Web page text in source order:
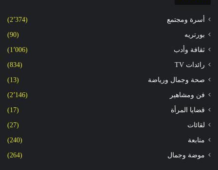
أسرة ومجتمع (2٬374)
بورتريه (90)
ثقافة وأدب (1٬006)
رائدات TV (834)
صحة وجمال ورياضة (13)
فن ومشاهير (2٬146)
قضايا المرأة (17)
لقائات (27)
متابعة (240)
موضة وجمال (264)